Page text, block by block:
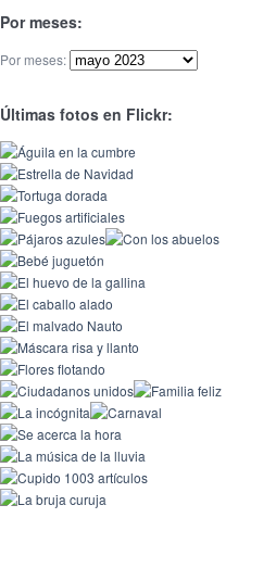
Por meses:
Por meses:
Últimas fotos en Flickr: